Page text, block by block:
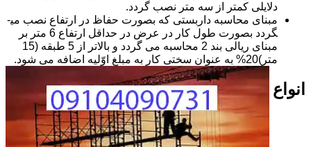
دلایلی کمتر از سه متر نصب گردد.
مبنای محاسبه داربستی که بصورت حفاظ در ارتفاع نصب می­
گردد بصورت طول کار در عرض در حداقل ارتفاع 6 متر بر
مبنای ریالی بند 2 محاسبه می گردد و بالاتر از 5 طبقه (15
متر)20% به عنوان سختی کار به مبلغ اوّلیه اضافه می شود.
انواع